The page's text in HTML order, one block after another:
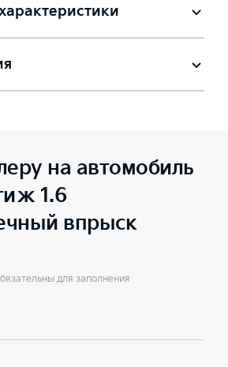
на автомобиль
1.6
впрыск
для заполнения